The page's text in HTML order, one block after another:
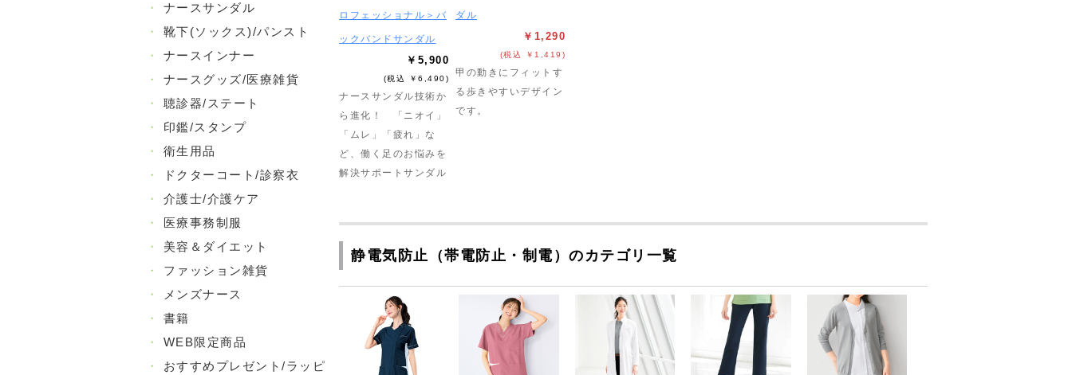
・
ナースサンダル
・
靴下(ソックス)/パンスト
・
ナースインナー
・
ナースグッズ/医療雑貨
・
聴診器/ステート
・
印鑑/スタンプ
・
衛生用品
・
ドクターコート/診察衣
・
介護士/介護ケア
・
医療事務制服
・
美容＆ダイエット
・
ファッション雑貨
・
メンズナース
・
書籍
・
WEB限定商品
・
おすすめプレゼント/ラッピ
ロフェッショナル＞バ
ックバンドサンダル
￥5,900
(税込 ￥6,490)
ナースサンダル技術か
ら進化！ 「ニオイ」
「ムレ」「疲れ」な
ど、働く足のお悩みを
解決サポートサンダル
ダル
￥1,290
(税込 ￥1,419)
甲の動きにフィットす
る歩きやすいデザイン
です。
静電気防止（帯電防止・制電）のカテゴリ一覧